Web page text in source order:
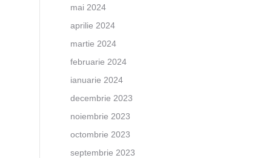
mai 2024
aprilie 2024
martie 2024
februarie 2024
ianuarie 2024
decembrie 2023
noiembrie 2023
octombrie 2023
septembrie 2023